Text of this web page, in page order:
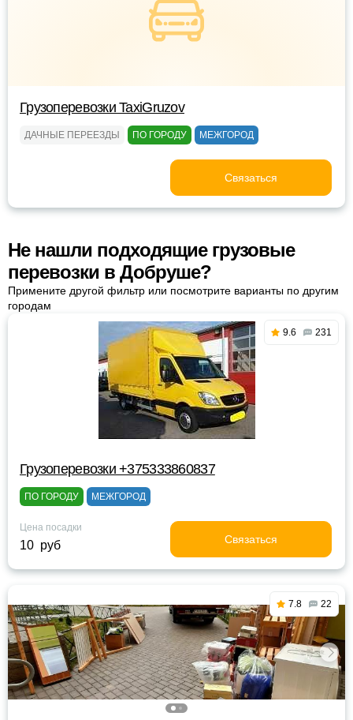
Грузоперевозки TaxiGruzov
ДАЧНЫЕ ПЕРЕЕЗДЫ ПО ГОРОДУ МЕЖГОРОД
Связаться
Не нашли подходящие грузовые
перевозки в Добруше?
Примените другой фильтр или посмотрите варианты по другим
городам
9.6 231
Грузоперевозки +375333860837
ПО ГОРОДУ МЕЖГОРОД
Цена посадки
10 руб Связаться
7.8 22